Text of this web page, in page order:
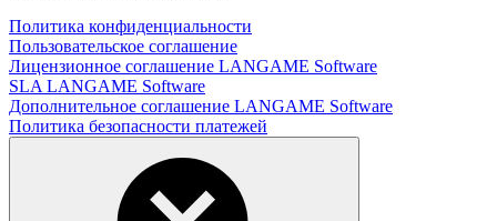
Политика конфиденциальности
Пользовательское соглашение
Лицензионное соглашение LANGAME Software
SLA LANGAME Software
Дополнительное соглашение LANGAME Software
Политика безопасности платежей